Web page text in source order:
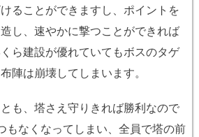
ることができますし、ポイントを
し、速やかに撃つことができれば
ら建設が優れていてもボスのタゲ
陣は崩壊してしまいます。
も、塔さえ守りきれば勝利なので
もなくなってしまい、全員で塔の前